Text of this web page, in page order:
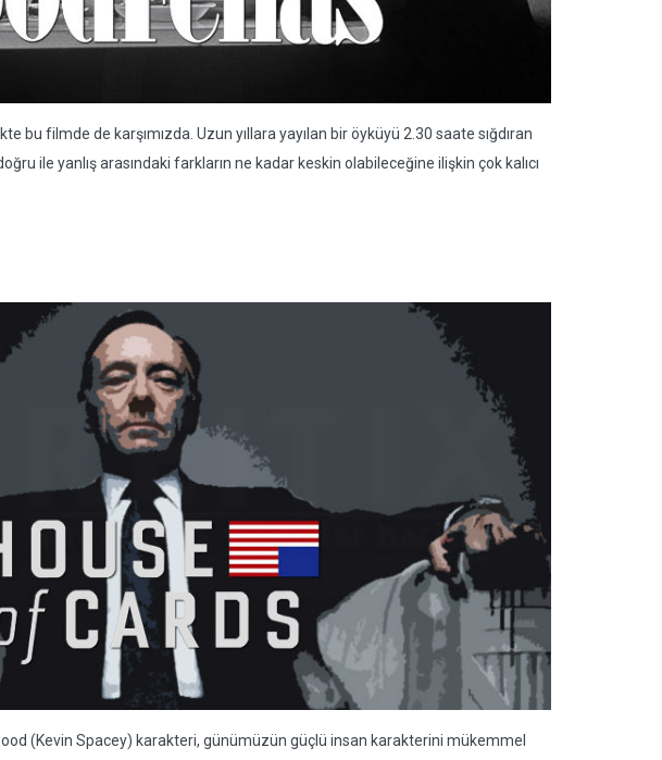
bu filmde de karşımızda. Uzun yıllara yayılan bir öyküyü 2.30 saate sığdıran
ile yanlış arasındaki farkların ne kadar keskin olabileceğine ilişkin çok kalıcı
(Kevin Spacey) karakteri, günümüzün güçlü insan karakterini mükemmel